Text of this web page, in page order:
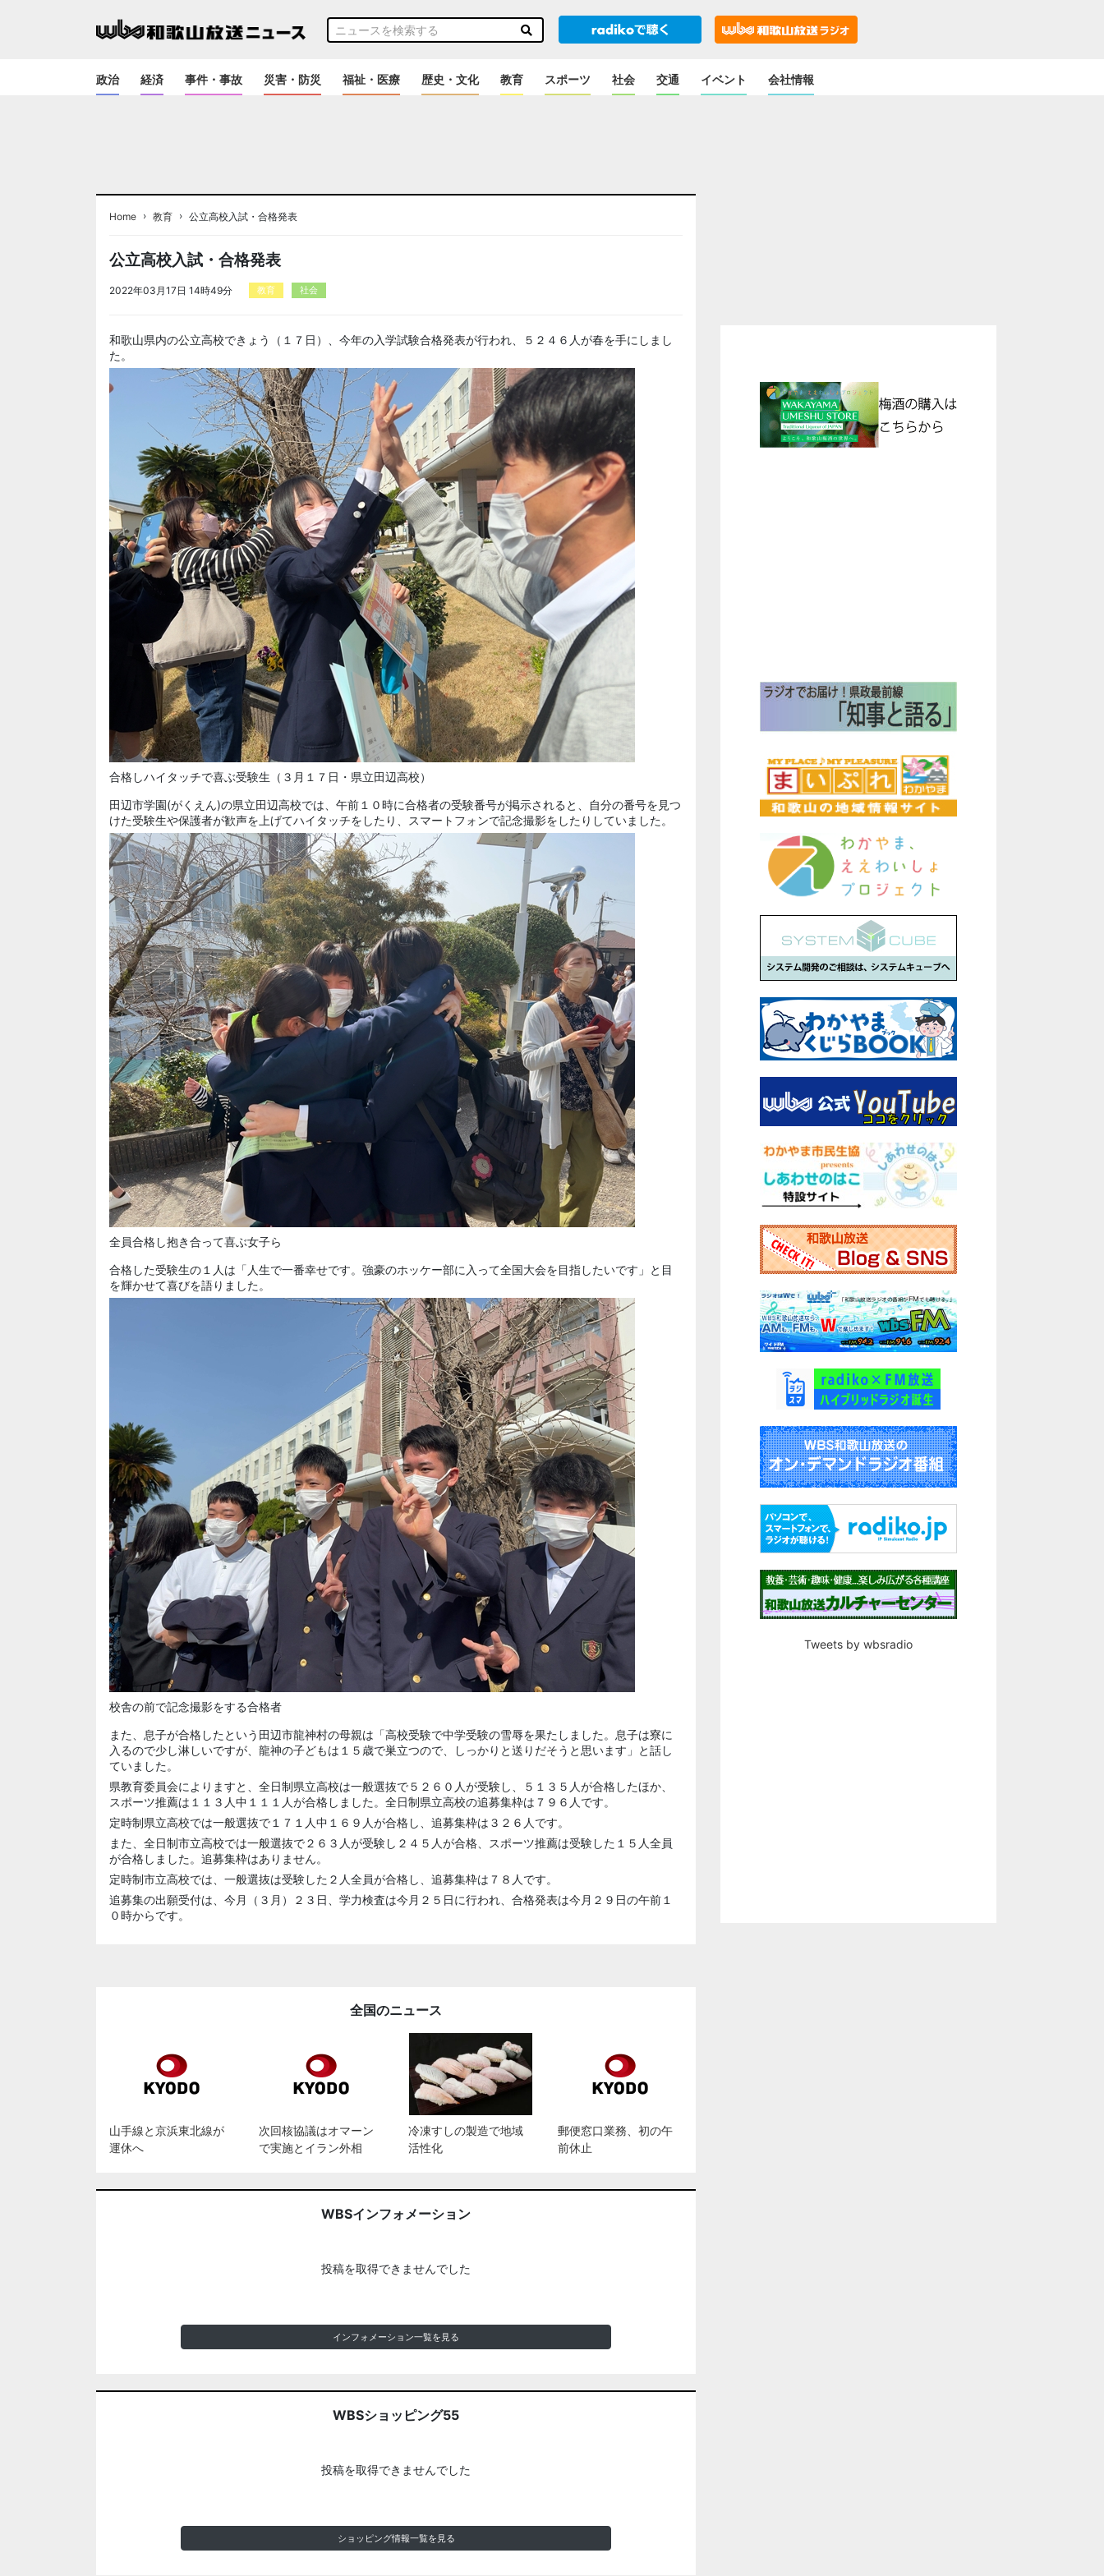
政治 経済 事件・事故 災害・防災 福祉・医療 歴史・文化 教育 スポーツ 社会 交通 イベント 会社情報
Home › 教育 › 公立高校入試・合格発表
公立高校入試・合格発表
2022年03月17日 14時49分 教育 社会
和歌山県内の公立高校できょう（１７日）、今年の入学試験合格発表が行われ、５２４６人が春を手にしまし
た。
合格しハイタッチで喜ぶ受験生（３月１７日・県立田辺高校）
田辺市学園(がくえん)の県立田辺高校では、午前１０時に合格者の受験番号が掲示されると、自分の番号を見つ
けた受験生や保護者が歓声を上げてハイタッチをしたり、スマートフォンで記念撮影をしたりしていました。
全員合格し抱き合って喜ぶ女子ら
合格した受験生の１人は「人生で一番幸せです。強豪のホッケー部に入って全国大会を目指したいです」と目
を輝かせて喜びを語りました。
校舎の前で記念撮影をする合格者
また、息子が合格したという田辺市龍神村の母親は「高校受験で中学受験の雪辱を果たしました。息子は寮に
入るので少し淋しいですが、龍神の子どもは１５歳で巣立つので、しっかりと送りだそうと思います」と話し
ていました。
県教育委員会によりますと、全日制県立高校は一般選抜で５２６０人が受験し、５１３５人が合格したほか、
スポーツ推薦は１１３人中１１１人が合格しました。全日制県立高校の追募集枠は７９６人です。
定時制県立高校では一般選抜で１７１人中１６９人が合格し、追募集枠は３２６人です。
また、全日制市立高校では一般選抜で２６３人が受験し２４５人が合格、スポーツ推薦は受験した１５人全員
が合格しました。追募集枠はありません。
定時制市立高校では、一般選抜は受験した２人全員が合格し、追募集枠は７８人です。
追募集の出願受付は、今月（３月）２３日、学力検査は今月２５日に行われ、合格発表は今月２９日の午前１
０時からです。
全国のニュース
山手線と京浜東北線が
運休へ
次回核協議はオマーン
で実施とイラン外相
冷凍すしの製造で地域
活性化
郵便窓口業務、初の午
前休止
WBSインフォメーション
投稿を取得できませんでした
インフォメーション一覧を見る
WBSショッピング55
投稿を取得できませんでした
ショッピング情報一覧を見る
Tweets by wbsradio